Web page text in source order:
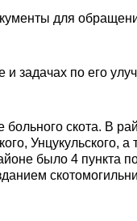
для
задачах по его
больного скота. В
Унцукульского, а
было 4 пункта